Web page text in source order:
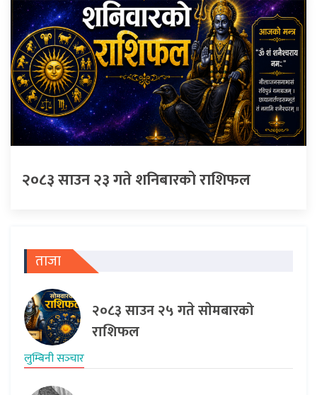
२०८३ साउन २३ गते शनिबारको राशिफल
ताजा
२०८३ साउन २५ गते साेमबारको
राशिफल
लुम्बिनी सञ्‍चार